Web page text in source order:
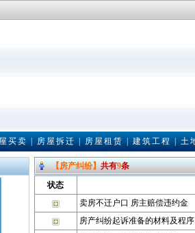
买卖|房屋拆迁|房屋租赁|建筑工程|土
【房产纠纷】共有9条
状态
卖房不迁户口 房主赔偿违约金
房产纠纷起诉准备的材料及程序